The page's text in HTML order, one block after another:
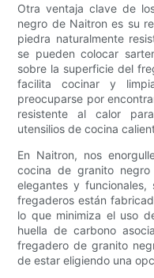
Otra ventaja clave de
negro de Naitron es su
piedra naturalmente
se pueden colocar
sobre la superficie del
facilita cocinar y
preocuparse por
resistente al calor
utensilios de cocina
En Naitron, nos
cocina de granito
elegantes y funcionales,
fregaderos están
lo que minimiza el uso
huella de carbono
fregadero de granito
de estar eligiendo una